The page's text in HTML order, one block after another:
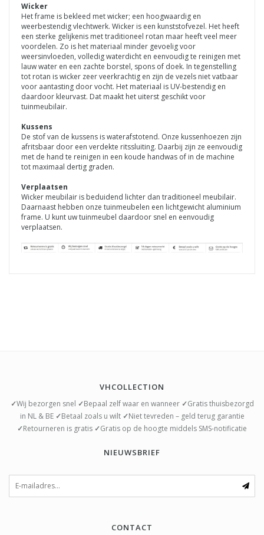
Wicker
Het frame is bekleed met wicker; een hoogwaardig en
weerbestendig vlechtwerk. Wicker is een kunststofvezel. Het heeft
een sterke gelijkenis met traditioneel rotan maar heeft veel meer
voordelen. Zo is het materiaal minder gevoelig voor
weersinvloeden, volledig waterdicht en eenvoudig te reinigen met
lauw water en een zachte borstel, spons of doek. In tegenstelling
tot rotan is wicker zeer veerkrachtig en zijn de vezels niet vatbaar
voor aantasting door vocht. Het materiaal is UV-bestendig en
daardoor kleurvast. Dat maakt het uiterst geschikt voor
tuinmeubilair.
Kussens
De stof van de kussens is waterafstotend. Onze kussenhoezen zijn
afritsbaar door een verdekte ritssluiting. Daarbij zijn ze eenvoudig
met de hand te reinigen in een koude handwas of in de machine
tot maximaal dertig graden.
Verplaatsen
Wicker meubilair is beduidend lichter dan traditioneel meubilair.
Daarnaast hebben onze tuinmeubelen een lichtgewicht aluminium
frame. U kunt uw tuinmeubel daardoor snel en eenvoudig
verplaatsen.
VHCOLLECTION
✓Wij bezorgen snel ✓Bepaal zelf waar en wanneer ✓Gratis thuisbezorgd
in NL & BE ✓Betaal zoals u wilt ✓Niet tevreden – geld terug garantie
✓Retourneren is gratis ✓Gratis op de hoogte middels SMS-notificatie
NIEUWSBRIEF
CONTACT